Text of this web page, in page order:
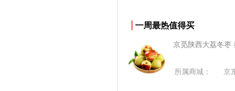
一周最热值得买
京觅陕西大荔冬枣
所属商城： 京